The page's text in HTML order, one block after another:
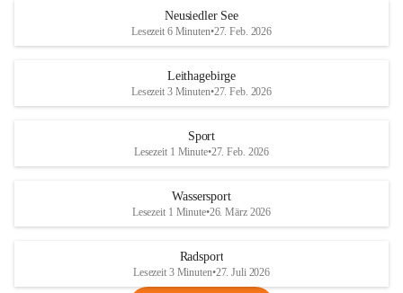
S
und den daraus folgenden wirtschaftlichen
Maßnahmen zur Bekämpfung
Rebe und der Amerikanischen
Anhang VBl. EU Nr. 18
1 Seite•1,4 MB
VBl. EU Nr. 18_2026
r
S
Neusiedler See
Lesezeit 6 Minuten•27. Feb. 2026
Leithagebirge
Lesezeit 3 Minuten•27. Feb. 2026
Sport
Lesezeit 1 Minute•27. Feb. 2026
Wassersport
Lesezeit 1 Minute•26. März 2026
Radsport
Lesezeit 3 Minuten•27. Juli 2026